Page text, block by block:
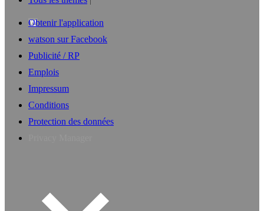
Obtenir l'application
watson sur Facebook
Publicité / RP
Emplois
Impressum
Conditions
Protection des données